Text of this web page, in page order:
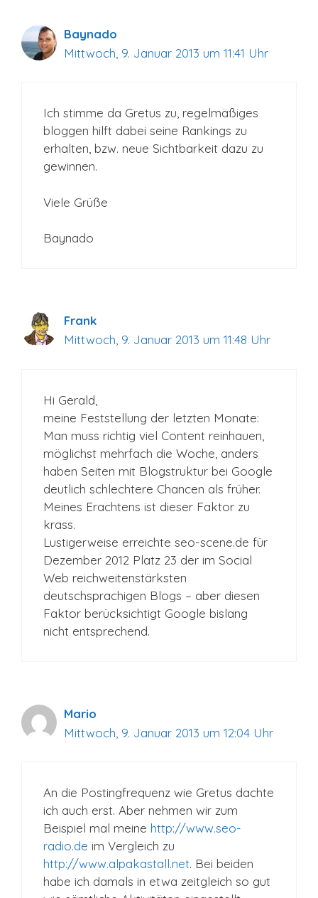
Baynado
Mittwoch, 9. Januar 2013 um 11:41 Uhr
Ich stimme da Gretus zu, regelmäßiges
bloggen hilft dabei seine Rankings zu
erhalten, bzw. neue Sichtbarkeit dazu zu
gewinnen.
Viele Grüße
Baynado
Frank
Mittwoch, 9. Januar 2013 um 11:48 Uhr
Hi Gerald,
meine Feststellung der letzten Monate:
Man muss richtig viel Content reinhauen,
möglichst mehrfach die Woche, anders
haben Seiten mit Blogstruktur bei Google
deutlich schlechtere Chancen als früher.
Meines Erachtens ist dieser Faktor zu
krass.
Lustigerweise erreichte seo-scene.de für
Dezember 2012 Platz 23 der im Social
Web reichweitenstärksten
deutschsprachigen Blogs – aber diesen
Faktor berücksichtigt Google bislang
nicht entsprechend.
Mario
Mittwoch, 9. Januar 2013 um 12:04 Uhr
An die Postingfrequenz wie Gretus dachte
ich auch erst. Aber nehmen wir zum
Beispiel mal meine http://www.seo-
radio.de im Vergleich zu
http://www.alpakastall.net. Bei beiden
habe ich damals in etwa zeitgleich so gut